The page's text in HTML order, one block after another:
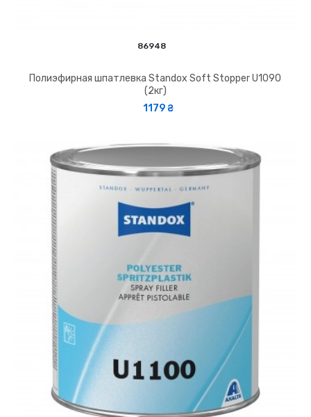
86948
Полиэфирная шпатлевка Standox Soft Stopper U1090
(2кг)
1179 ₴